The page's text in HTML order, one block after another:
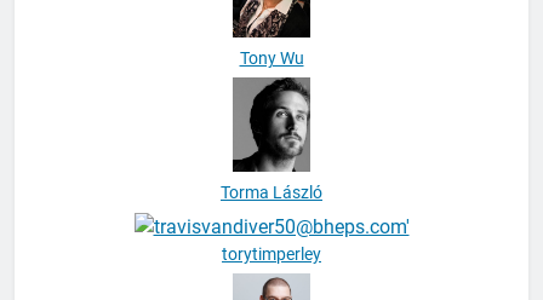
Tony Wu
Torma László
torytimperley